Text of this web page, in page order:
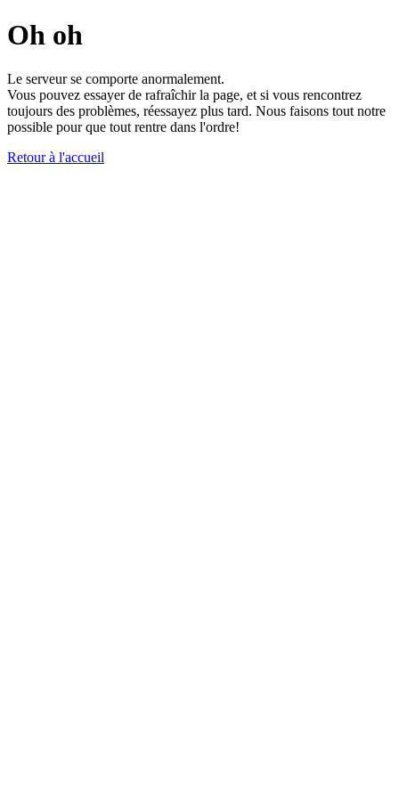
Oh oh
Le serveur se comporte anormalement.
Vous pouvez essayer de rafraîchir la page, et si vous rencontrez
toujours des problèmes, réessayez plus tard. Nous faisons tout notre
possible pour que tout rentre dans l'ordre!
Retour à l'accueil